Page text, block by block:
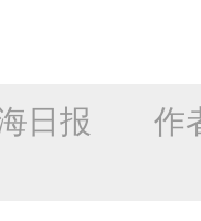
日报 作